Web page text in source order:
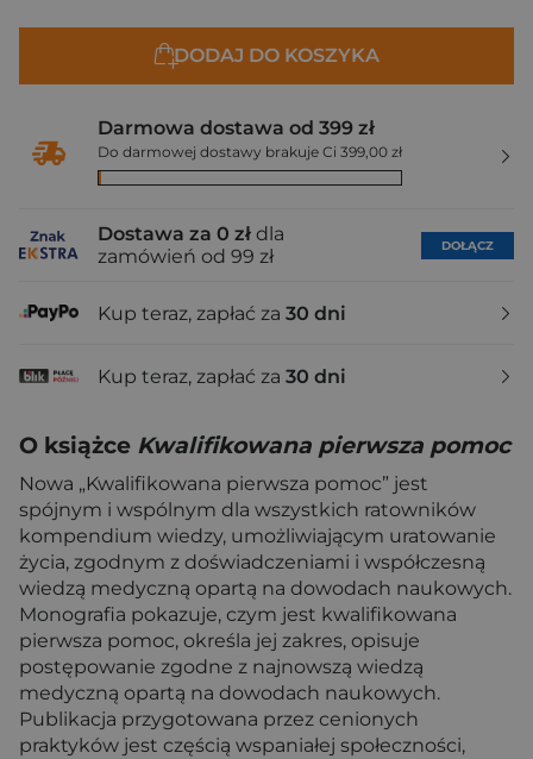
DODAJ DO KOSZYKA
Darmowa dostawa od 399 zł
Do darmowej dostawy brakuje Ci 399,00 zł
Dostawa za 0 zł dla
zamówień od 99 zł
DOŁĄCZ
Kup teraz, zapłać za 30 dni
Kup teraz, zapłać za 30 dni
O książce Kwalifikowana pierwsza pomoc
Nowa „Kwalifikowana pierwsza pomoc” jest
spójnym i wspólnym dla wszystkich ratowników
kompendium wiedzy, umożliwiającym uratowanie
życia, zgodnym z doświadczeniami i współczesną
wiedzą medyczną opartą na dowodach naukowych.
Monografia pokazuje, czym jest kwalifikowana
pierwsza pomoc, określa jej zakres, opisuje
postępowanie zgodne z najnowszą wiedzą
medyczną opartą na dowodach naukowych.
Publikacja przygotowana przez cenionych
praktyków jest częścią wspaniałej społeczności,